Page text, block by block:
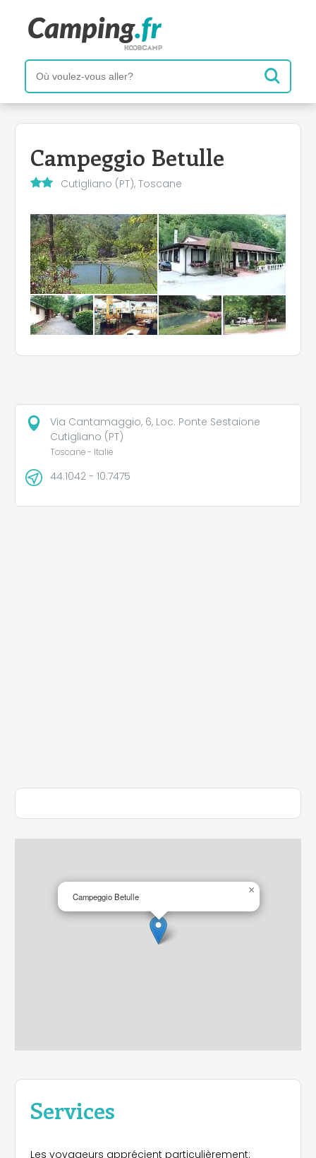
Campeggio Betulle
Cutigliano (PT), Toscane
Campeggio Betulle
×
Services
Les voyageurs apprécient particulièrement:
Via Cantamaggio, 6, Loc. Ponte Sestaione
Cutigliano (PT)
Toscane - Italie
44.1042 - 10.7475